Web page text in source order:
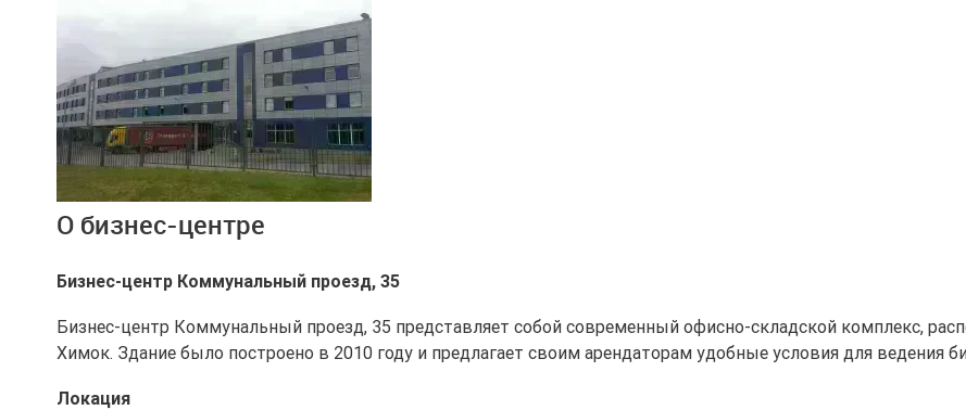
О бизнес-центре
Бизнес-центр Коммунальный проезд, 35
Бизнес-центр Коммунальный проезд, 35 представляет собой современный офисно-складской комплекс,
Химок. Здание было построено в 2010 году и предлагает своим арендаторам удобные условия для ведения
Локация